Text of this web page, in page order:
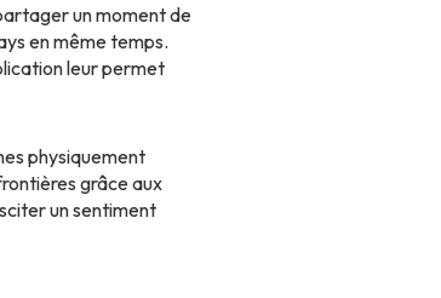
un moment de
en même temps.
leur permet
physiquement
grâce aux
un sentiment